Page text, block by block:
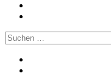
Suchen
nach: